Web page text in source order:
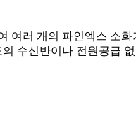
여러 개의 파인엑스 소화
수신반이나 전원공급 없